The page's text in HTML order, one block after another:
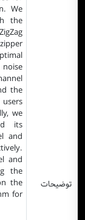
توضیحات
We
the
the
we
its
and
and
the
the
for